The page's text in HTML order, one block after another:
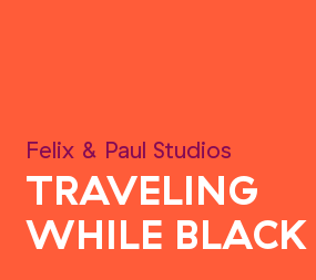
Felix & Paul Studios
TRAVELING
WHILE BLACK